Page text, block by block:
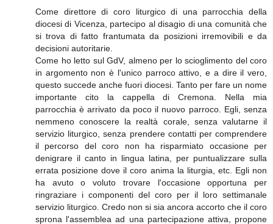
Come direttore di coro liturgico di una parrocchia della
diocesi di Vicenza, partecipo al disagio di una comunità che
si trova di fatto frantumata da posizioni irremovibili e da
decisioni autoritarie.
Come ho letto sul GdV, almeno per lo scioglimento del coro
in argomento non è l'unico parroco attivo, e a dire il vero,
questo succede anche fuori diocesi. Tanto per fare un nome
importante cito la cappella di Cremona. Nella mia
parrocchia è arrivato da poco il nuovo parroco. Egli, senza
nemmeno conoscere la realtà corale, senza valutarne il
servizio liturgico, senza prendere contatti per comprendere
il percorso del coro non ha risparmiato occasione per
denigrare il canto in lingua latina, per puntualizzare sulla
errata posizione dove il coro anima la liturgia, etc. Egli non
ha avuto o voluto trovare l'occasione opportuna per
ringraziare i componenti del coro per il loro settimanale
servizio liturgico. Credo non si sia ancora accorto che il coro
sprona l'assemblea ad una partecipazione attiva, propone